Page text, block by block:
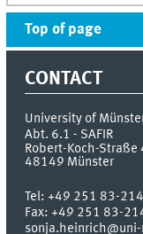
Top of page
CONTACT
University of
Abt. 6.1 - SAFIR
Robert-Koch-Straße
48149 Münster
Tel:+49 251 83-
Fax:+49 251 83-